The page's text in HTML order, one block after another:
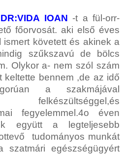
DR:VIDA IOAN -t a fül-orr-
főorvosát. aki első éves
ismert követett és akinek a
szűkszavú de bölcs
Olykor a- nem szól szám
keltette bennem ,de az idő
a szakmájával
felkészültséggel,és
fegyelemmel.4o éven
együtt a legteljesebb
tudományos munkát
szatmári egészségügyért